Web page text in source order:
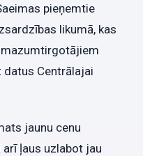
pieņemtie
likumā, kas
mazumtirgotājiem
datus Centrālajai
jaunu cenu
ļaus uzlabot jau